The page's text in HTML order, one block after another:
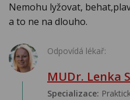
Nemohu lyžovat,
a to ne na dlouho.
Odpovídá lékař:
MUDr. Lenka
Specializace: